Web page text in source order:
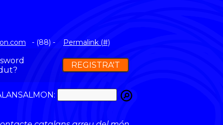
- (88) - Permalink (#)
REGISTRA'T